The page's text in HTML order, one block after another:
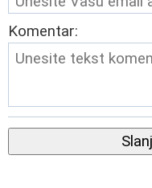
Komentar: